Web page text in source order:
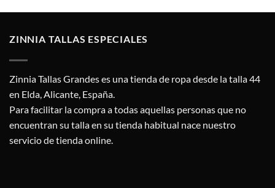
ZINNIA TALLAS ESPECIALES
Zinnia Tallas Grandes es una tienda de ropa desde la talla 44
en Elda, Alicante, España.
Para facilitar la compra a todas aquellas personas que no
encuentran su talla en su tienda habitual nace nuestro
servicio de tienda online.